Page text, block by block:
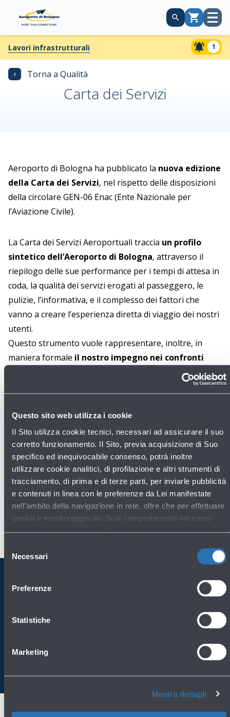
Questo sito web utilizza i cookie
Il Sito utilizza cookie tecnici, necessari ad assicurare il suo
corretto funzionamento. Il Sito, previa acquisizione di Suo
specifico ed inequivocabile consenso, potrà inoltre
utilizzare cookie analitici, di profilazione e altri strumenti di
tracciamento, di prima e di terze parti, per inviarle pubblicità
e contenuti in linea con le preferenze da Lei manifestate
nell’ambito della navigazione in rete, oltre che per effettuare
analisi e monitoraggio dei Suoi comportamenti nel corso
La preghiamo di consultare l'
delNecessari
Preferenze
Statistiche
Marketing
Mostra dettagli
CarrelloApri
Lavori infrastrutturali 1
‹ Torna a Qualità
Carta dei Servizi
Aeroporto di Bologna ha pubblicato la nuova edizione
della Carta dei Servizi, nel rispetto delle disposizioni
della circolare GEN-06 Enac (Ente Nazionale per
l’Aviazione Civile).
La Carta dei Servizi Aeroportuali traccia un profilo
sintetico dell’Aeroporto di Bologna, attraverso il
riepilogo delle sue performance per i tempi di attesa in
coda, la qualità dei servizi erogati al passeggero, le
pulizie, l’informativa, e il complesso dei fattori che
vanno a creare l’esperienza diretta di viaggio dei nostri
utenti.
Questo strumento vuole rappresentare, inoltre, in
maniera formale il nostro impegno nei confronti
degli utenti per migliorare costantemente i nostri
Carta dei Servizi
8,0 MB - Formato PDF
Porta BLQ sempre con te